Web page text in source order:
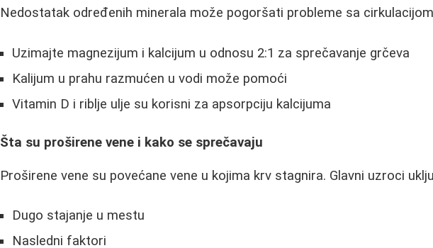
Nedostatak određenih minerala može pogoršati probleme sa
Uzimajte magnezijum i kalcijum u odnosu 2:1 za sprečavanje grčeva
Kalijum u prahu razmućen u vodi može pomoći
Vitamin D i riblje ulje su korisni za apsorpciju kalcijuma
Šta su proširene vene i kako se sprečavaju
Proširene vene su povećane vene u kojima krv stagnira. Glavni uzroci
Dugo stajanje u mestu
Nasledni faktori